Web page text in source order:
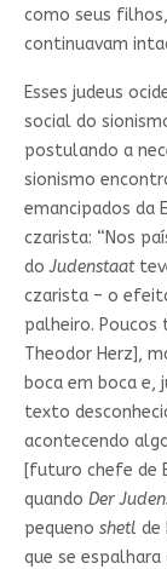
como seus
continuavam
Esses judeus
social do
postulando a
sionismo
emancipados da
czarista: “Nos
doJudenstaat
czarista – o
palheiro. Poucos
Theodor Herz],
boca em boca
texto
acontecendo
[futuro chefe de
quando Der
pequeno shetl de
que se espalhara